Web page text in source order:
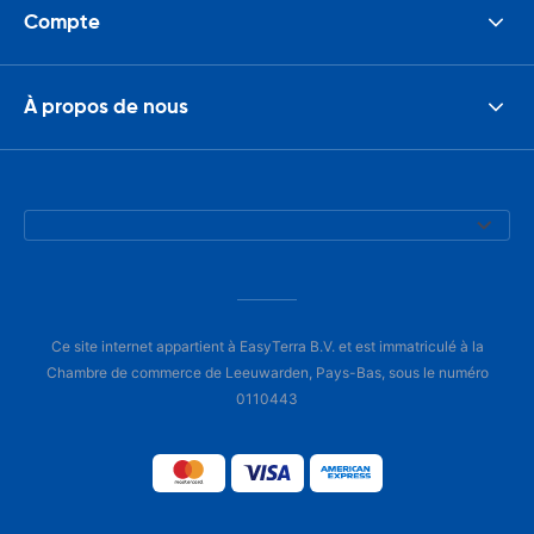
Compte
À propos de nous
Ce site internet appartient à EasyTerra B.V. et est immatriculé à la
Chambre de commerce de Leeuwarden, Pays-Bas, sous le numéro
0110443